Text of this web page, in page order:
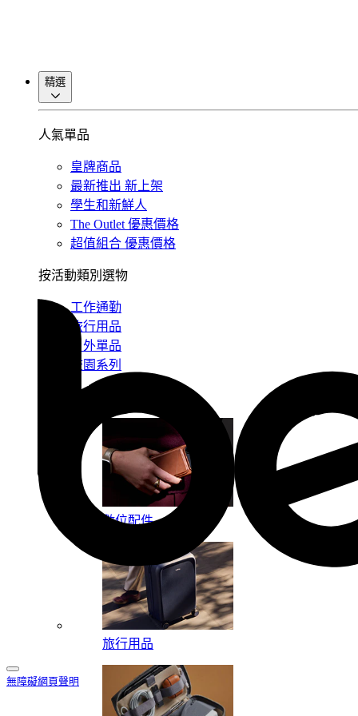
無障礙網頁聲明
精選
人氣單品
皇牌商品
最新推出 新上架
學生和新鮮人
The Outlet 優惠價格
超值組合 優惠價格
按活動類別選物
工作通勤
旅行用品
戶外單品
校園系列
數位配件
旅行用品